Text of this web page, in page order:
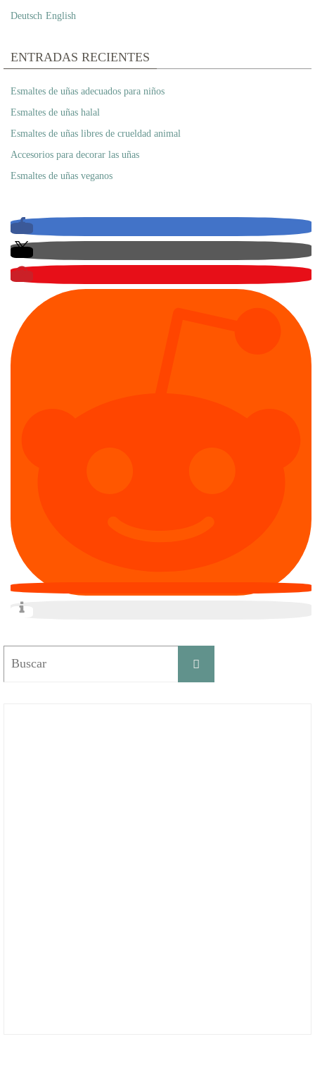
Deutsch English
ENTRADAS RECIENTES
Esmaltes de uñas adecuados para niños
Esmaltes de uñas halal
Esmaltes de uñas libres de crueldad animal
Accesorios para decorar las uñas
Esmaltes de uñas veganos